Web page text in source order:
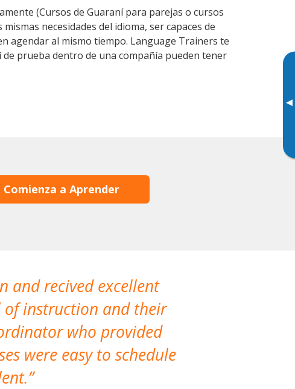
▸
(Cursos de Guaraní para parejas o cursos
necesidades del idioma, ser capaces de
agendar al mismo tiempo. Language Trainers te
de prueba dentro de una compañía pueden tener
Comienza a Aprender
and recived excellent
of instruction and their
who provided
were easy to schedule